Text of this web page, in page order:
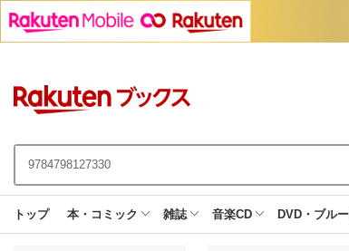
トップ 本・コミック 雑誌 音楽CD DVD・ブル